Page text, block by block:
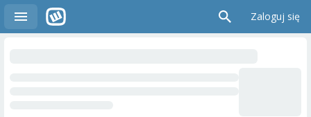
Zaloguj się